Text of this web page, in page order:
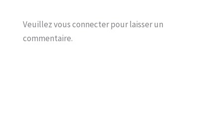
Veuillez vous connecter pour laisser un
commentaire.